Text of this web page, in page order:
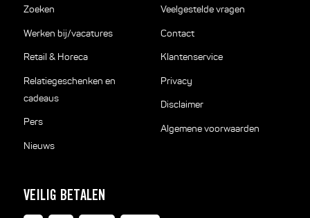
Zoeken
Werken bij/vacatures
Retail & Horeca
Relatiegeschenken en
cadeaus
Pers
Nieuws
Veelgestelde vragen
Contact
Klantenservice
Privacy
Disclaimer
Algemene voorwaarden
VEILIG BETALEN